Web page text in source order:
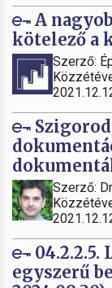
A
kötelező a
Szerző:
Szerző:
egyszerű